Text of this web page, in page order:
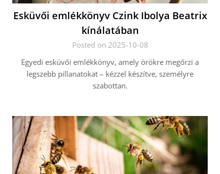
Esküvői emlékkönyv Czink Ibolya Beatrix
kínálatában
Posted on 2025-10-08
Egyedi esküvői emlékkönyv, amely örökre megőrzi a
legszebb pillanatokat – kézzel készítve, személyre
szabottan.